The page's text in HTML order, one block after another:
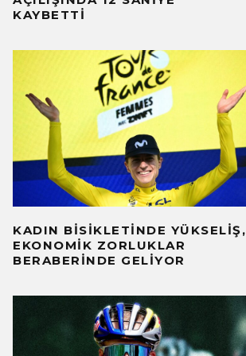
KAYBETTI
KADIN BISIKLETINDE YÜKSELIŞ,
EKONOMIK ZORLUKLAR
BERABERINDE GELIYOR